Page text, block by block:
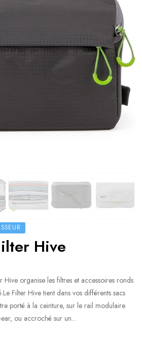
Hive
Hive organise les filtres et accessoires ronds
Filter Hive tient dans vos différents sacs
porté à la ceinture, sur le rail modulaire
ou accroché sur un...